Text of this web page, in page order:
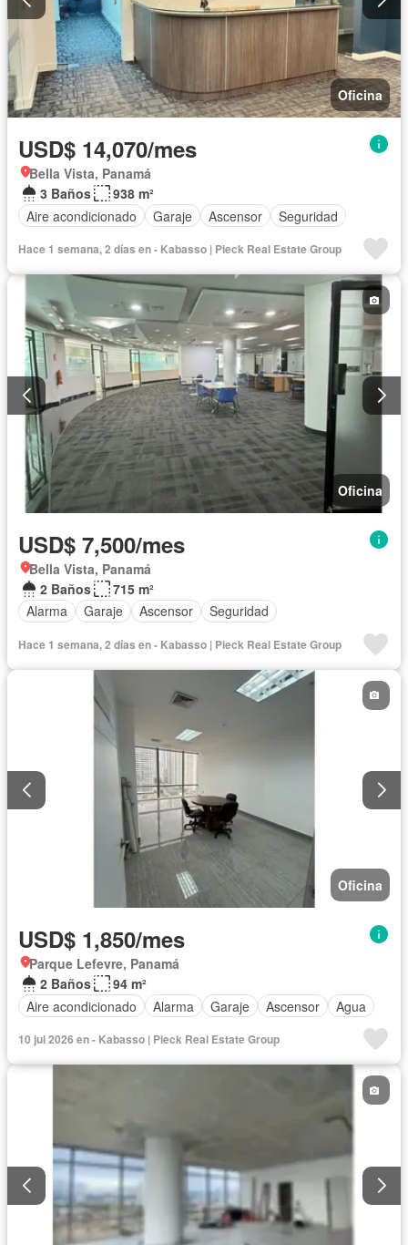
Oficina
USD$ 14,070/mes
Bella Vista, Panamá
3 Baños
938 m²
Aire acondicionado
Garaje Ascensor Seguridad
Hace 1 semana, 2 días en - Kabasso | Pieck Real Estate Group
Oficina
USD$ 7,500/mes
Bella Vista, Panamá
2 Baños
715 m²
Alarma
Garaje Ascensor Seguridad
Hace 1 semana, 2 días en - Kabasso | Pieck Real Estate Group
Oficina
USD$ 1,850/mes
Parque Lefevre, Panamá
2 Baños
94 m²
Aire acondicionado
Alarma Garaje Ascensor Agua
10 jul 2026 en - Kabasso | Pieck Real Estate Group